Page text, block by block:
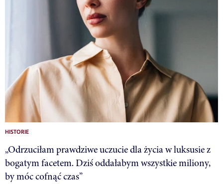
HISTORIE
„Odrzuciłam prawdziwe uczucie dla życia w luksusie z
bogatym facetem. Dziś oddałabym wszystkie miliony,
by móc cofnąć czas”